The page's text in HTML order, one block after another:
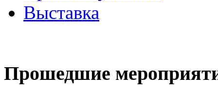
Выставка
Прошедшие